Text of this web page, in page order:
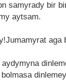
samyrady bir
aytsam.
aga